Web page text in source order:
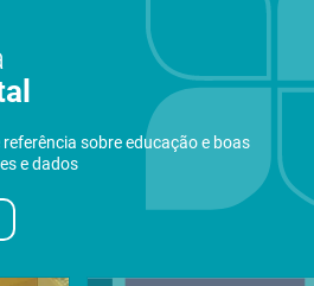
sobre educação e boas
e dados